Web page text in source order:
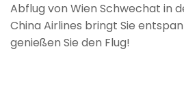
Abflug von Wien Schwechat in
China Airlines bringt Sie
genießen Sie den Flug!